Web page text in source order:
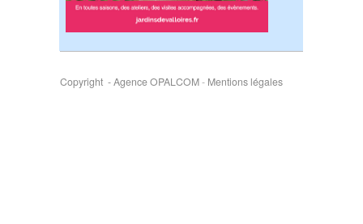
Copyright - Agence OPALCOM- Mentions légales